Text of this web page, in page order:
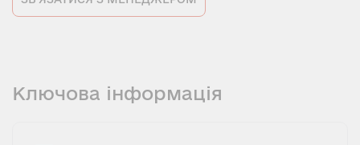
Ключова інформація